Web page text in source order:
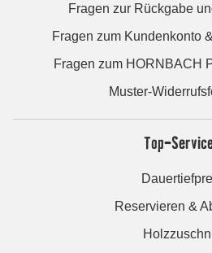
Fragen zur Rückgabe
Fragen zum Kundenkonto
Fragen zum HORNBACH
Muster-
Top-
Reservieren &